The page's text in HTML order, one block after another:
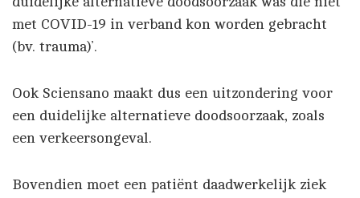
met COVID-19 in verband kon worden gebracht
(bv. trauma)’.
Ook Sciensano maakt dus een uitzondering voor
een duidelijke alternatieve doodsoorzaak, zoals
een verkeersongeval.
Bovendien moet een patiënt daadwerkelijk ziek